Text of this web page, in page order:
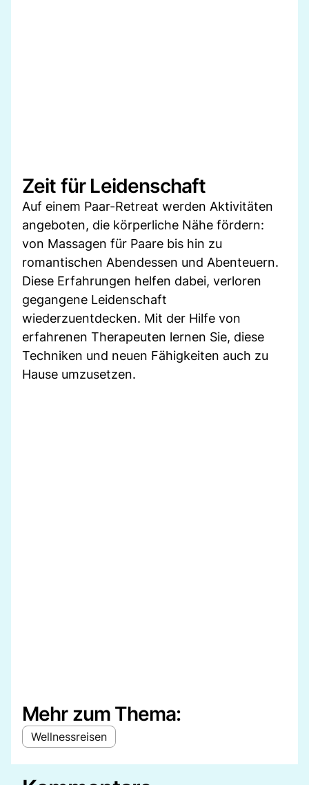
Zeit für Leidenschaft
Auf einem Paar-Retreat werden Aktivitäten
angeboten, die körperliche Nähe fördern:
von Massagen für Paare bis hin zu
romantischen Abendessen und Abenteuern.
Diese Erfahrungen helfen dabei, verloren
gegangene Leidenschaft
wiederzuentdecken. Mit der Hilfe von
erfahrenen Therapeuten lernen Sie, diese
Techniken und neuen Fähigkeiten auch zu
Hause umzusetzen.
Mehr zum Thema:
Wellnessreisen